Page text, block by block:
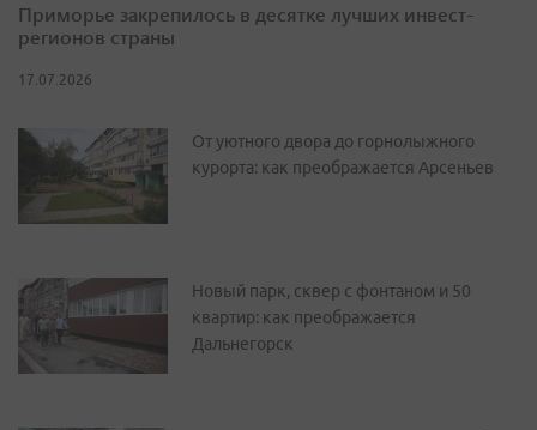
Приморье закрепилось в десятке лучших инвест-
регионов страны
17.07.2026
От уютного двора до горнолыжного
курорта: как преображается Арсеньев
Новый парк, сквер с фонтаном и 50
квартир: как преображается
Дальнегорск